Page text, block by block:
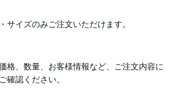
サイズのみご注文いただけます。
格、数量、お客様情報など、ご注文内容に
確認ください。